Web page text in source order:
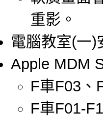
重影。
電腦教室(一)
Apple MDM
F車F03、
F車F01-